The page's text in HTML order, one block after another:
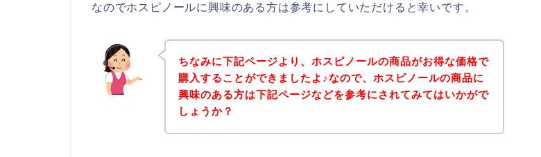
なのでホスピノールに興味のある方は参考にしていただけると幸いです。
ちなみに下記ページより、ホスピノールの商品がお得な価格で
購入することができましたよ♪なので、ホスピノールの商品に
興味のある方は下記ページなどを参考にされてみてはいかがで
しょうか？